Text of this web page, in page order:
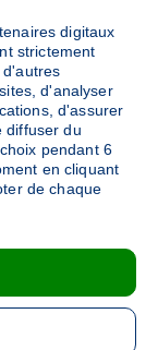
digitaux
strictement
d'autres
d'analyser
d'assurer
diffuser du
pendant 6
en cliquant
de chaque